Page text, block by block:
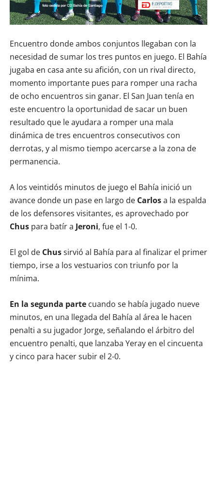
Encuentro donde ambos conjuntos llegaban con la
necesidad de sumar los tres puntos en juego. El Bahía
jugaba en casa ante su afición, con un rival directo,
momento importante pues para romper una racha
de ocho encuentros sin ganar. El San Juan tenía en
este encuentro la oportunidad de sacar un buen
resultado que le ayudara a romper una mala
dinámica de tres encuentros consecutivos con
derrotas, y al mismo tiempo acercarse a la zona de
permanencia.
A los veintidós minutos de juego el Bahía inició un
avance donde un pase en largo de Carlosa la espalda
de los defensores visitantes, es aprovechado por
Chus para batír a Jeroni, fue el 1-0.
El gol de Chussirvió al Bahía para al finalizar el primer
tiempo, irse a los vestuarios con triunfo por la
mínima.
En la segunda parte cuando se había jugado nueve
minutos, en una llegada del Bahía al área le hacen
penalti a su jugador Jorge, señalando el árbitro del
encuentro penalti, que lanzaba Yeray en el cincuenta
y cinco para hacer subir el 2-0.